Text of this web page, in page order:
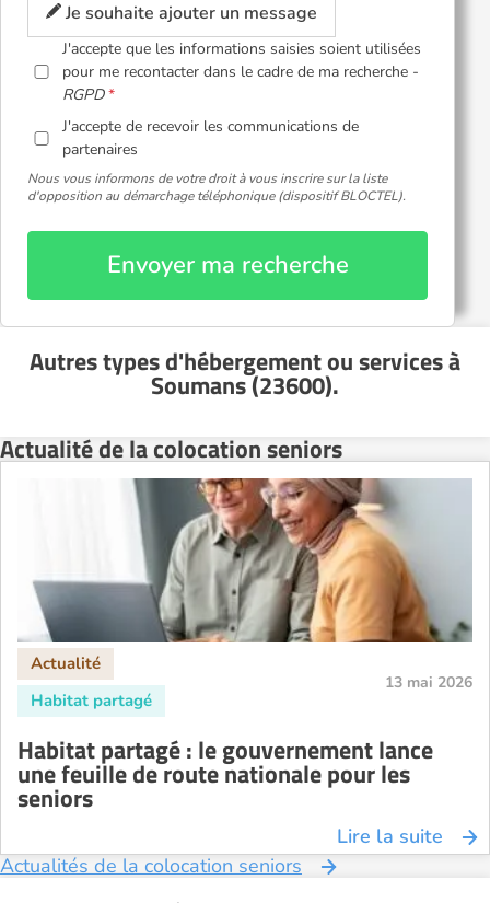
Je souhaite ajouter un message
J'accepte que les informations saisies soient utilisées
pour me recontacter dans le cadre de ma recherche -
RGPD
J'accepte de recevoir les communications de
partenaires
Nous vous informons de votre droit à vous inscrire sur la liste
d'opposition au démarchage téléphonique (dispositif BLOCTEL).
Envoyer ma recherche
Autres types d'hébergement ou servicesà
Soumans (23600).
Actualité de la colocation seniors
13 mai 2026
Habitat partagé : le gouvernement lance
une feuille de route nationale pour les
seniors
Lire la suite
Actualités de la colocation seniors